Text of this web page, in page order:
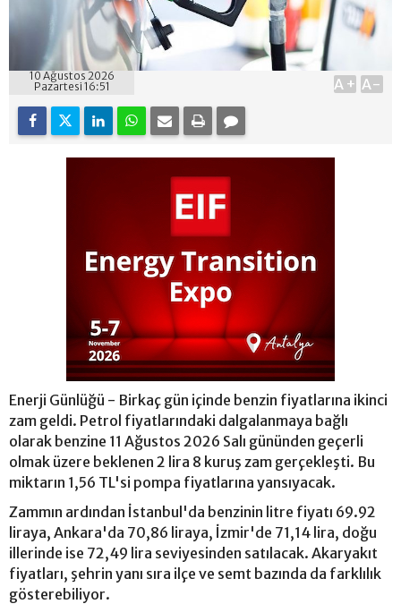
10 Ağustos 2026
Pazartesi 16:51
A+ A-
Enerji Günlüğü - Birkaç gün içinde benzin fiyatlarına ikinci
zam geldi. Petrol fiyatlarındaki dalgalanmaya bağlı
olarak benzine 11 Ağustos 2026 Salı gününden geçerli
olmak üzere beklenen 2 lira 8 kuruş zam gerçekleşti. Bu
miktarın 1,56 TL'si pompa fiyatlarına yansıyacak.
Zammın ardından İstanbul'da benzinin litre fiyatı 69.92
liraya, Ankara'da 70,86 liraya, İzmir'de 71,14 lira, doğu
illerinde ise 72,49 lira seviyesinden satılacak. Akaryakıt
fiyatları, şehrin yanı sıra ilçe ve semt bazında da farklılık
gösterebiliyor.